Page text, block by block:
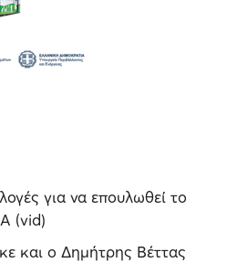
για να επουλωθεί το
(vid)
και ο Δημήτρης Βέττας